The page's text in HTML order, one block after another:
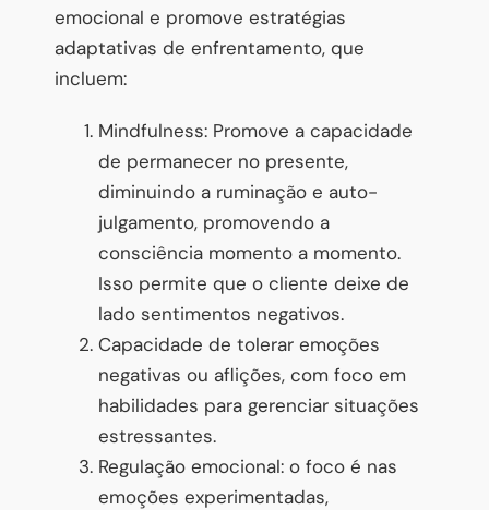
emocional e promove estratégias
adaptativas de enfrentamento, que
incluem:
Mindfulness: Promove a capacidade
de permanecer no presente,
diminuindo a ruminação e auto-
julgamento, promovendo a
consciência momento a momento.
Isso permite que o cliente deixe de
lado sentimentos negativos.
Capacidade de tolerar emoções
negativas ou aflições, com foco em
habilidades para gerenciar situações
estressantes.
Regulação emocional: o foco é nas
emoções experimentadas,